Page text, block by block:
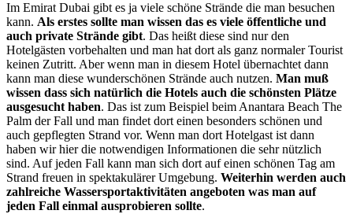
Im Emirat Dubai gibt es ja viele schöne Strände die man besuchen
kann. Als erstes sollte man wissen das es viele öffentliche und
auch private Strände gibt. Das heißt diese sind nur den
Hotelgästen vorbehalten und man hat dort als ganz normaler Tourist
keinen Zutritt. Aber wenn man in diesem Hotel übernachtet dann
kann man diese wunderschönen Strände auch nutzen. Man muß
wissen dass sich natürlich die Hotels auch die schönsten Plätze
ausgesucht haben. Das ist zum Beispiel beim Anantara Beach The
Palm der Fall und man findet dort einen besonders schönen und
auch gepflegten Strand vor. Wenn man dort Hotelgast ist dann
haben wir hier die notwendigen Informationen die sehr nützlich
sind. Auf jeden Fall kann man sich dort auf einen schönen Tag am
Strand freuen in spektakulärer Umgebung. Weiterhin werden auch
zahlreiche Wassersportaktivitäten angeboten was man auf
jeden Fall einmal ausprobieren sollte.